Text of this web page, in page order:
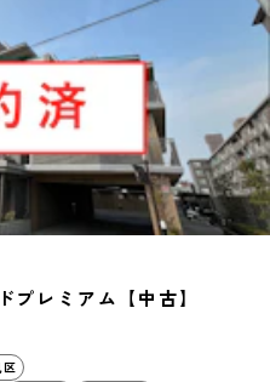
プレミアム【中古】
区